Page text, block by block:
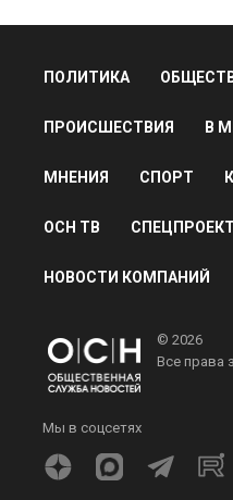
ПОЛИТИКА
ПРОИСШЕСТВИЯ В
МНЕНИЯ СПОРТ
ОСН ТВ
НОВОСТИ КОМПАНИЙ
© 2026
Все права
Мы в соцсетях